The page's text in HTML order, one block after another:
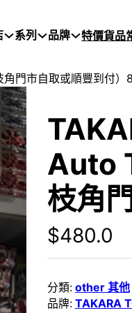
系列 品牌 特價貨品
門市自取或順豐到付
Auto
枝角
$480.0
分類: other 其他
品牌: TAKARA